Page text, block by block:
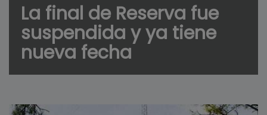
La final de Reserva fue
suspendida y ya tiene
nueva fecha